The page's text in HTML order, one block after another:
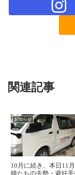
関連記事
お知らせ
10月に続き、本日11
猫たちの去勢・避妊